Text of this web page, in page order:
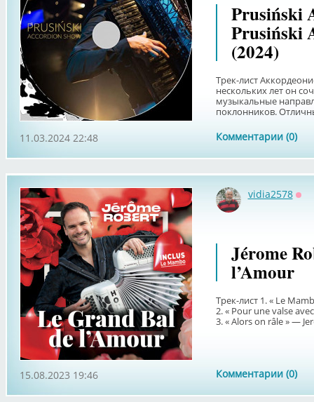
Prusiński
Prusiński
(2024)
Трек-лист
нескольких лет он
музыкальные
поклонников.
Комментарии (0)
11.03.2024 22:48
vidia2578
Jérome
l’Amour
Трек-лист 1. « Le
2. « Pour une valse
3. « Alors on râle » —
Комментарии (0)
15.08.2023 19:46